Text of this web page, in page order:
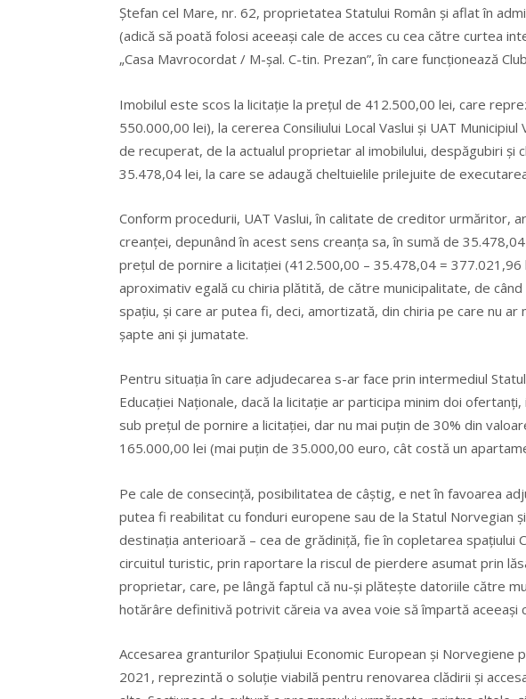
Ştefan cel Mare, nr. 62, proprietatea Statului Român şi aflat în
(adică să poată folosi aceeași cale de acces cu cea către curtea
„Casa Mavrocordat / M-șal. C-tin. Prezan”, în care funcționează
Imobilul este scos la licitație la prețul de 412.500,00 lei, care
550.000,00 lei), la cererea Consiliului Local Vaslui și UAT
de recuperat, de la actualul proprietar al imobilului, despăgubiri și
35.478,04 lei, la care se adaugă cheltuielile prilejuite de
Conform procedurii, UAT Vaslui, în calitate de creditor urmăritor,
creanței, depunând în acest sens creanța sa, în sumă de
prețul de pornire a licitației (412.500,00 – 35.478,04 =
aproximativ egală cu chiria plătită, de către municipalitate, de
spațiu, și care ar putea fi, deci, amortizată, din chiria pe care nu
șapte ani și jumatate.
Pentru situația în care adjudecarea s-ar face prin intermediul
Educaţiei Naţionale, dacă la licitație ar participa minim doi
sub prețul de pornire a licitației, dar nu mai puțin de 30% din
165.000,00 lei (mai puțin de 35.000,00 euro, cât costă un
Pe cale de consecință, posibilitatea de câștig, e net în favoarea
putea fi reabilitat cu fonduri europene sau de la Statul Norvegian
destinația anterioară – cea de grădiniță, fie în copletarea spațiului
circuitul turistic, prin raportare la riscul de pierdere asumat prin
proprietar, care, pe lângă faptul că nu-și plătește datoriile către
hotărâre definitivă potrivit căreia va avea voie să împartă aceeași
Accesarea granturilor Spațiului Economic European și
2021, reprezintă o soluție viabilă pentru renovarea clădirii și